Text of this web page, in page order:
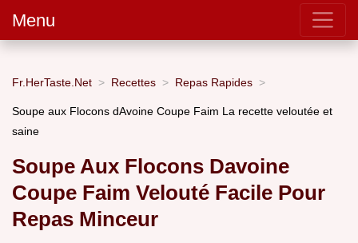
Menu
Fr.HerTaste.Net Recettes Repas Rapides
Soupe aux Flocons dAvoine Coupe Faim La recette veloutée et
saine
Soupe Aux Flocons Davoine
Coupe Faim Velouté Facile Pour
Repas Minceur